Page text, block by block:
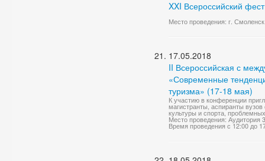
XXI Всероссийский
Место проведения: г. Смоленск
17.05.2018
II Всероссийская с
«Современные
туризма» (17-18 мая)
К участию в конференции
магистранты, аспиранты
культуры и спорта,
Место проведения: Аудитория
Время проведения с 12:00 до